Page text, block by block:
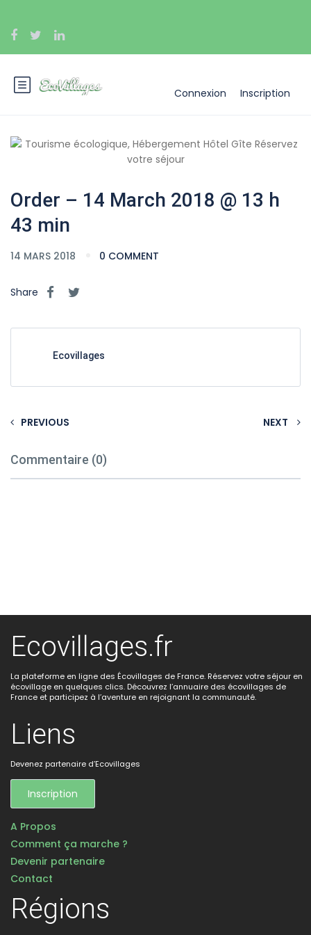
Connexion Inscription
Order – 14 March 2018 @ 13 h
43 min
14 MARS 2018 0 COMMENT
Share
Ecovillages
PREVIOUS NEXT
Commentaire (0)
Ecovillages.fr
La plateforme en ligne des Écovillages de France. Réservez votre séjour en
écovillage en quelques clics. Découvrez l’annuaire des écovillages de
France et participez à l’aventure en rejoignant la communauté.
Liens
Devenez partenaire d’Ecovillages
Inscription
A Propos
Comment ça marche ?
Devenir partenaire
Contact
Régions